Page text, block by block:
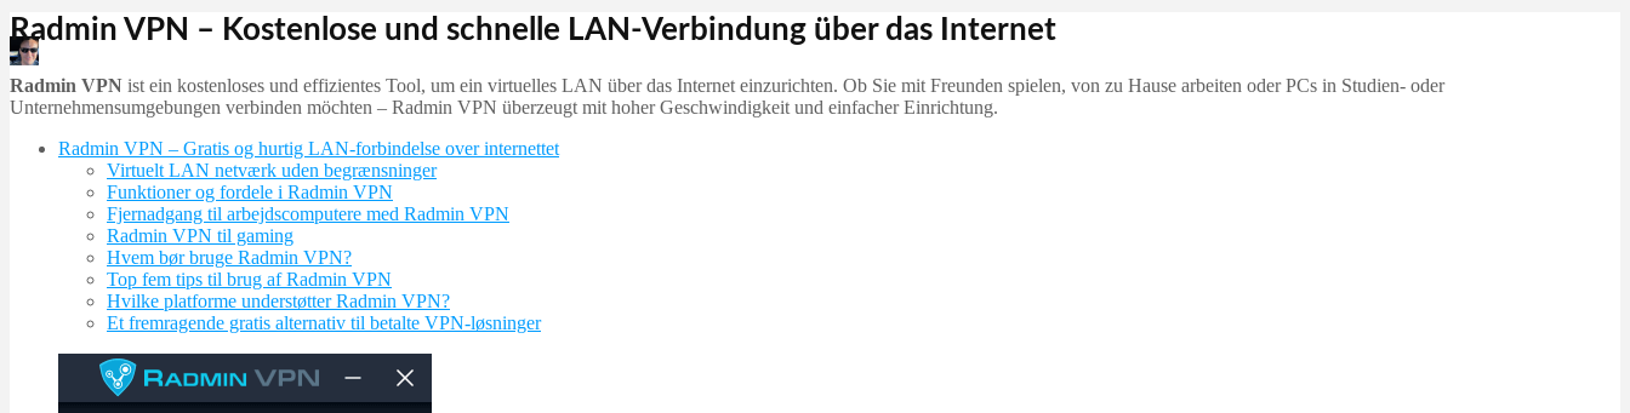
Dezember 8, 2025
Radmin VPN – Kostenlose und schnelle LAN-Verbindung über das Internet
Radmin VPN ist ein kostenloses und effizientes Tool, um ein virtuelles LAN über das Internet einzurichten. Ob Sie mit Freunden spielen, von zu Hause arbeiten oder PCs in Studien- oder
Unternehmensumgebungen verbinden möchten – Radmin VPN überzeugt mit hoher Geschwindigkeit und einfacher Einrichtung.
Radmin VPN – Gratis og hurtig LAN-forbindelse over internettet
Virtuelt LAN netværk uden begrænsninger
Funktioner og fordele i Radmin VPN
Fjernadgang til arbejdscomputere med Radmin VPN
Radmin VPN til gaming
Hvem bør bruge Radmin VPN?
Top fem tips til brug af Radmin VPN
Hvilke platforme understøtter Radmin VPN?
Et fremragende gratis alternativ til betalte VPN-løsninger